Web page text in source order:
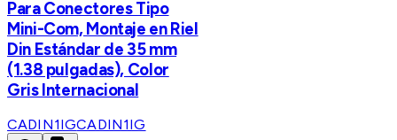
Para Conectores Tipo
Mini-Com, Montaje en Riel
Din Estándar de 35 mm
(1.38 pulgadas), Color
Gris Internacional
CADIN1IGCADIN1IG